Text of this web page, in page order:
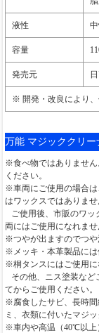
液性
容量
発売元
※ 開発・改良により、
万能 マジッククリ
※食べ物ではありません
ください。
※車両にご使用の場合は
はワックスではありませ
ご使用後、市販のワッ
両にはご使用になれませ
※つやが出ますのでつや
※メッキ・本革製品には
※桐タンスにはご使用に
その他、ニス塗装など
てからご使用ください。
※腐食したサビ、長時間
ミ、衣類に付いたマジ
※車内や高温（40℃以上